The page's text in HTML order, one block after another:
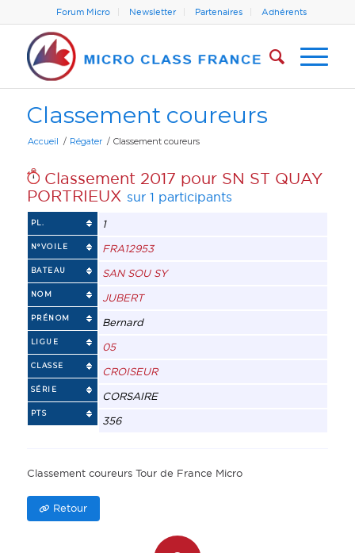
Forum Micro Newsletter Partenaires Adhérents
Classement coureurs
Accueil / Régater / Classement coureurs
Classement 2017 pour SN ST QUAY
PORTRIEUX sur 1 participants
PL.
N°VOILE
BATEAU
NOM
PRÉNOM
LIGUE
CLASSE
SÉRIE
PTS
1
FRA12953
SAN SOU SY
JUBERT
Bernard
05
CROISEUR
CORSAIRE
356
Classement coureurs Tour de France Micro
Retour